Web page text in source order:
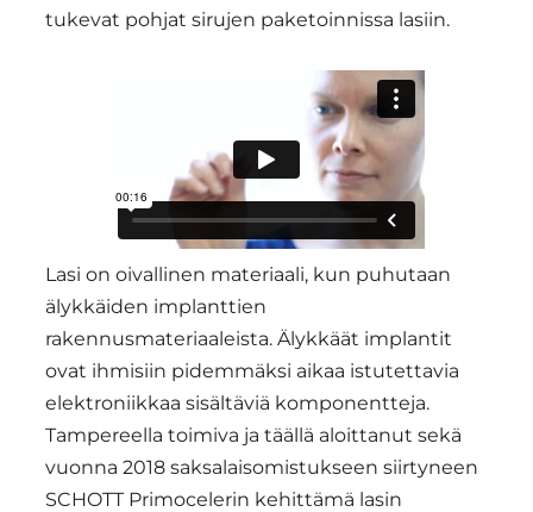
tukevat pohjat sirujen paketoinnissa lasiin.
Lasi on oivallinen materiaali, kun puhutaan
älykkäiden implanttien
rakennusmateriaaleista. Älykkäät implantit
ovat ihmisiin pidemmäksi aikaa istutettavia
elektroniikkaa sisältäviä komponentteja.
Tampereella toimiva ja täällä aloittanut sekä
vuonna 2018 saksalaisomistukseen siirtyneen
SCHOTT Primocelerin kehittämä lasin